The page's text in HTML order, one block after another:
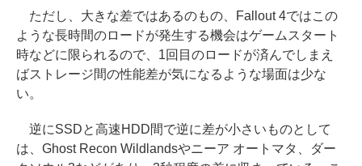
ただし、大きな差ではあるのもの、Fallout 4ではこの
ような長時間のロードが発生する機会はゲームスタート
時などに限られるので、1回目のロードが済んでしまえ
ばストレージ間の性能差が気になるような場面は少な
い。
逆にSSDと高速HDD間で逆に差が小さいものとして
は、Ghost Recon Wildlandsやニーア オートマタ、ダー